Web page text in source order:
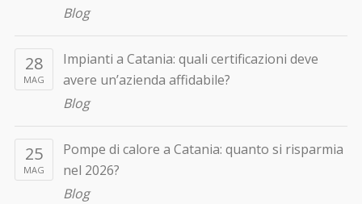
Blog
28
MAG
Impianti a Catania: quali certificazioni deve
avere un’azienda affidabile?
Blog
25
MAG
Pompe di calore a Catania: quanto si risparmia
nel 2026?
Blog